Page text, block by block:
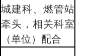
城建科、燃管站
牵头，相关科室
（单位）配合